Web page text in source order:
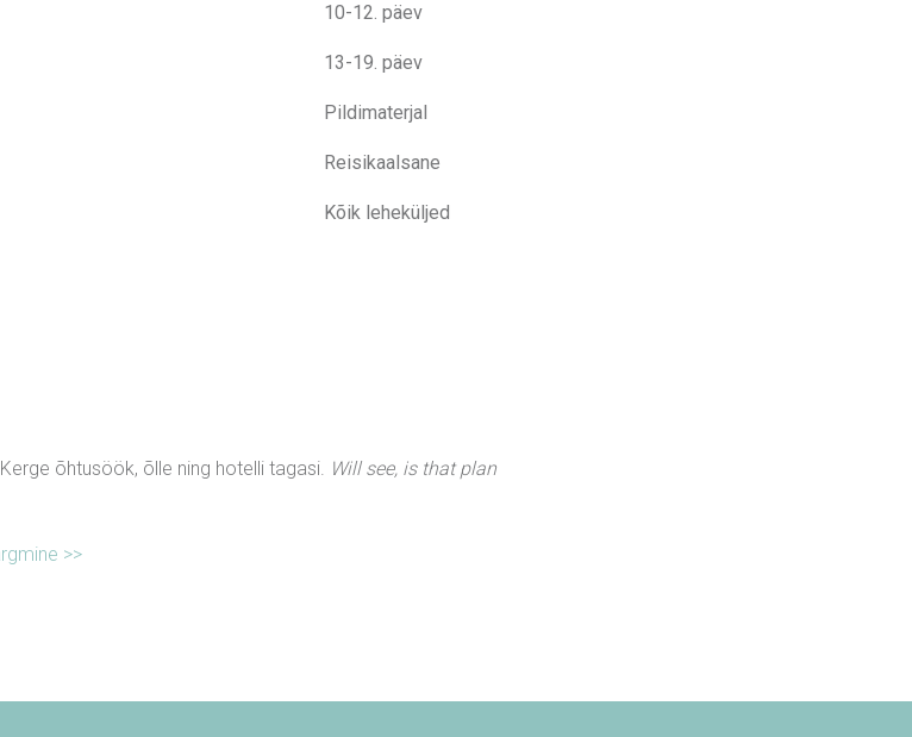
10-12. päev
13-19. päev
Pildimaterjal
Reisikaalsane
Kõik leheküljed
õhtusöök, õlle ning hotelli tagasi. Will see, is that plan
>>